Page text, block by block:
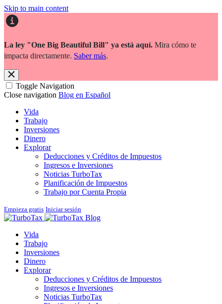
Skip to main content
La ley "One Big Beautiful Bill" ya está aquí. Mira cómo te
impacta directamente. Saber más.
Toggle Navigation
Close navigation Blog en Español
Vida
Trabajo
Inversiones
Dinero
Explorar
Deducciones y Créditos de Impuestos
Ingresos e Inversiones
Noticias TurboTax
Planificación de Impuestos
Trabajo por Cuenta Propia
Empieza gratis Iniciar sesión
Blog
Vida
Trabajo
Inversiones
Dinero
Explorar
Deducciones y Créditos de Impuestos
Ingresos e Inversiones
Noticias TurboTax